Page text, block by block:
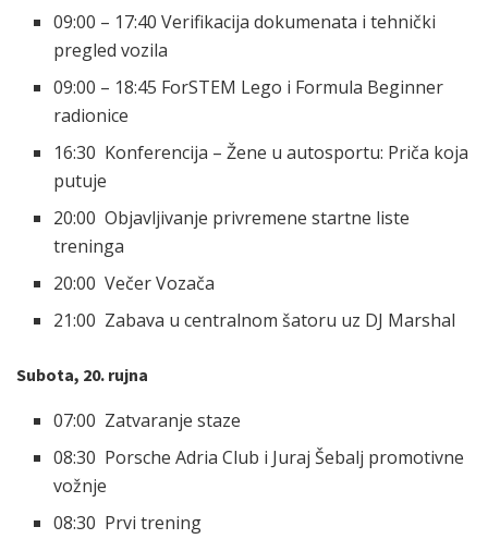
09:00 – 17:40 Verifikacija dokumenata i tehnički
pregled vozila
09:00 – 18:45 ForSTEM Lego i Formula Beginner
radionice
16:30 Konferencija – Žene u autosportu: Priča koja
putuje
20:00 Objavljivanje privremene startne liste
treninga
20:00 Večer Vozača
21:00 Zabava u centralnom šatoru uz DJ Marshal
Subota, 20. rujna
07:00 Zatvaranje staze
08:30 Porsche Adria Club i Juraj Šebalj promotivne
vožnje
08:30 Prvi trening